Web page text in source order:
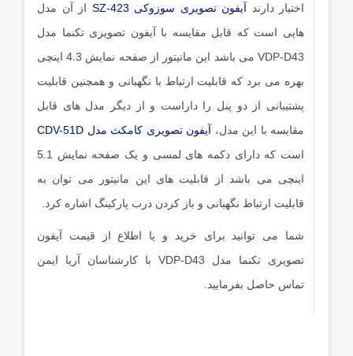
اختیار دارند آیفون تصویری سوزوکی SZ-423
از آن مدل
هایی است که قابل مقایسه با آیفون تصویری تکنما مدل
VDP-D43 می باشد این مانیتور از صفحه نمایش 4.3 اینچی
بهره می برد که قابلیت ارتباط با نگهبانی و همچنین قابلیت
پشتیبانی از دو پنل را داراست و از دیگر مدل های قابل
مقایسه با این مدل، آیفون تصویری کامکث مدل CDV-51D
است که دارای دکمه های لمسی و یک صفحه نمایش 5.1
اینچی می باشد از قابلیت های این مانیتور می توان به
قابلیت ارتباط نگهبانی و باز کردن درب پارکینگ اشاره کرد.
شما می توانید برای خرید و یا اطلاع از قیمت آیفون
تصویری تکنما مدل VDP-D43 با کارشناسان آریا ایمن
تماس حاصل بفرمایید.